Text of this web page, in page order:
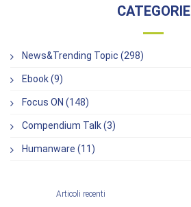
CATEGORIE
News&Trending Topic (298)
Ebook (9)
Focus ON (148)
Compendium Talk (3)
Humanware (11)
Articoli recenti